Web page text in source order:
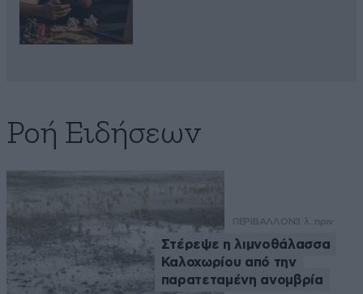
Ροή Ειδήσεων
ΠΕΡΙΒΑΛΛΟΝ3 λ. πριν
Στέρεψε η λιμνοθάλασσα
Καλοχωρίου από την
παρατεταμένη ανομβρία